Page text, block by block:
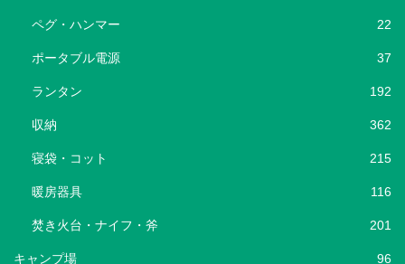
ペグ・ハンマー 22
ポータブル電源 37
ランタン 192
収納 362
寝袋・コット 215
暖房器具 116
焚き火台・ナイフ・斧 201
キャンプ場 96